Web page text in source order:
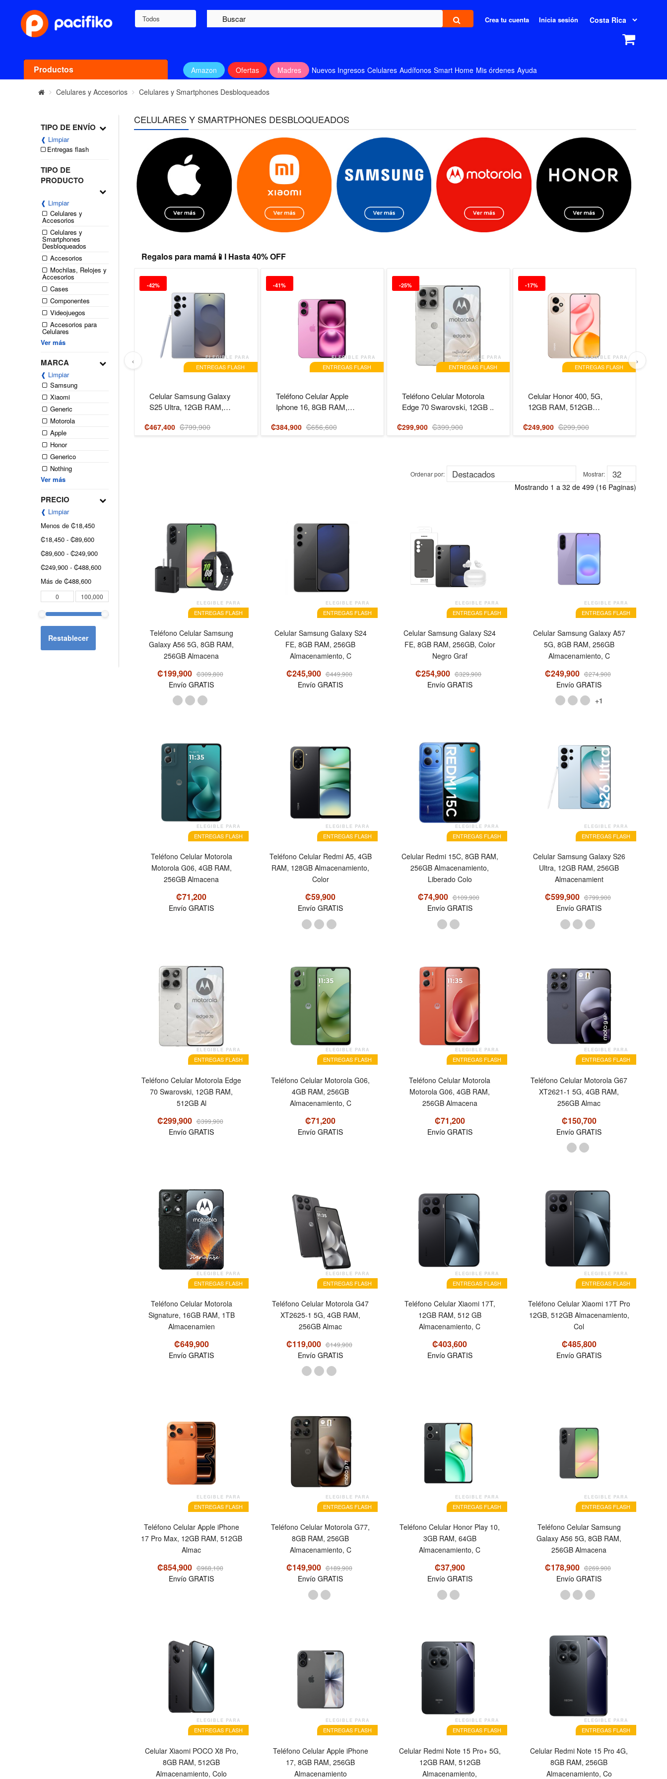
Todos Crea tu cuenta Inicia sesión
Productos Amazon Ofertas Madres Nuevos Ingresos Celulares Audífonos Smart Home Mis órdenes Ayuda
Celulares y Accesorios Celulares y Smartphones Desbloqueados
TIPO DE ENVÍO
❰ Limpiar
Entregas flash
TIPO DE
PRODUCTO
❰ Limpiar
Celulares y
Accesorios
Celulares y
Smartphones
Desbloqueados
Accesorios
Mochilas, Relojes y
Accesorios
Cases
Componentes
Videojuegos
Accesorios para
Celulares
Ver más
MARCA
❰ Limpiar
Samsung
Xiaomi
Generic
Motorola
Apple
Honor
Generico
Nothing
Ver más
PRECIO
❰ Limpiar
Menos de₡18,450
₡18,450 -₡89,600
₡89,600 -₡249,900
₡249,900 -₡488,600
Más de₡488,600
Restablecer
CELULARES Y SMARTPHONES DESBLOQUEADOS
Regalos para mamá📱I Hasta 40% OFF
-42%
Celular Samsung Galaxy
S25 Ultra, 12GB RAM,
ELEGIBLE PARA
ENTREGAS FLASH
₡467,400 ₡799,900
-41%
Teléfono Celular Apple
Iphone 16, 8GB RAM,
ELEGIBLE PARA
ENTREGAS FLASH
₡384,900 ₡656,600
-25%
Teléfono Celular Motorola
Edge 70 Swarovski, 12GB ..
ELEGIBLE PARA
ENTREGAS FLASH
₡299,900 ₡399,900
-17%
Celular Honor 400, 5G,
12GB RAM, 512GB
ELEGIBLE PARA
ENTREGAS FLASH
₡249,900 ₡299,900
‹ ›
Ordenar por: Mostrar:
Mostrando 1 a 32 de 499 (16 Paginas)
ELEGIBLE PARA
ENTREGAS FLASH
Teléfono Celular Samsung
Galaxy A56 5G, 8GB RAM,
256GB Almacena
₡199,900 ₡309,800
Envío GRATIS
ELEGIBLE PARA
ENTREGAS FLASH
Celular Samsung Galaxy S24
FE, 8GB RAM, 256GB
Almacenamiento, C
₡245,900 ₡449,900
Envío GRATIS
ELEGIBLE PARA
ENTREGAS FLASH
Celular Samsung Galaxy S24
FE, 8GB RAM, 256GB, Color
Negro Graf
₡254,900 ₡329,900
Envío GRATIS
ELEGIBLE PARA
ENTREGAS FLASH
Celular Samsung Galaxy A57
5G, 8GB RAM, 256GB
Almacenamiento, C
₡249,900 ₡274,900
Envío GRATIS
+1
ELEGIBLE PARA
ENTREGAS FLASH
Teléfono Celular Motorola
Motorola G06, 4GB RAM,
256GB Almacena
₡71,200
Envío GRATIS
ELEGIBLE PARA
ENTREGAS FLASH
Teléfono Celular Redmi A5, 4GB
RAM, 128GB Almacenamiento,
Color
₡59,900
Envío GRATIS
ELEGIBLE PARA
ENTREGAS FLASH
Celular Redmi 15C, 8GB RAM,
256GB Almacenamiento,
Liberado Colo
₡74,900 ₡109,900
Envío GRATIS
ELEGIBLE PARA
ENTREGAS FLASH
Celular Samsung Galaxy S26
Ultra, 12GB RAM, 256GB
Almacenamient
₡599,900 ₡799,900
Envío GRATIS
ELEGIBLE PARA
ENTREGAS FLASH
Teléfono Celular Motorola Edge
70 Swarovski, 12GB RAM,
512GB Al
₡299,900 ₡399,900
Envío GRATIS
ELEGIBLE PARA
ENTREGAS FLASH
Teléfono Celular Motorola G06,
4GB RAM, 256GB
Almacenamiento, C
₡71,200
Envío GRATIS
ELEGIBLE PARA
ENTREGAS FLASH
Teléfono Celular Motorola
Motorola G06, 4GB RAM,
256GB Almacena
₡71,200
Envío GRATIS
ELEGIBLE PARA
ENTREGAS FLASH
Teléfono Celular Motorola G67
XT2621-1 5G, 4GB RAM,
256GB Almac
₡150,700
Envío GRATIS
ELEGIBLE PARA
ENTREGAS FLASH
Teléfono Celular Motorola
Signature, 16GB RAM, 1TB
Almacenamien
₡649,900
Envío GRATIS
ELEGIBLE PARA
ENTREGAS FLASH
Teléfono Celular Motorola G47
XT2625-1 5G, 4GB RAM,
256GB Almac
₡119,000 ₡149,900
Envío GRATIS
ELEGIBLE PARA
ENTREGAS FLASH
Teléfono Celular Xiaomi 17T,
12GB RAM, 512 GB
Almacenamiento, C
₡403,600
Envío GRATIS
ELEGIBLE PARA
ENTREGAS FLASH
Teléfono Celular Xiaomi 17T Pro
12GB, 512GB Almacenamiento,
Col
₡485,800
Envío GRATIS
ELEGIBLE PARA
ENTREGAS FLASH
Teléfono Celular Apple iPhone
17 Pro Max, 12GB RAM, 512GB
Almac
₡854,900 ₡968,100
Envío GRATIS
ELEGIBLE PARA
ENTREGAS FLASH
Teléfono Celular Motorola G77,
8GB RAM, 256GB
Almacenamiento, C
₡149,900 ₡189,900
Envío GRATIS
ELEGIBLE PARA
ENTREGAS FLASH
Teléfono Celular Honor Play 10,
3GB RAM, 64GB
Almacenamiento, C
₡37,900
Envío GRATIS
ELEGIBLE PARA
ENTREGAS FLASH
Teléfono Celular Samsung
Galaxy A56 5G, 8GB RAM,
256GB Almacena
₡178,900 ₡269,900
Envío GRATIS
ELEGIBLE PARA
ENTREGAS FLASH
Celular Xiaomi POCO X8 Pro,
8GB RAM, 512GB
Almacenamiento, Colo
ELEGIBLE PARA
ENTREGAS FLASH
Teléfono Celular Apple iPhone
17, 8GB RAM, 256GB
Almacenamiento
ELEGIBLE PARA
ENTREGAS FLASH
Celular Redmi Note 15 Pro+ 5G,
12GB RAM, 512GB
Almacenamiento,
ELEGIBLE PARA
ENTREGAS FLASH
Celular Redmi Note 15 Pro 4G,
8GB RAM, 256GB
Almacenamiento, Co